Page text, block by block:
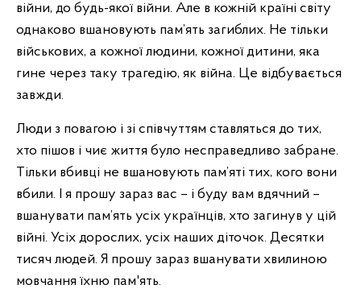
війни, до будь-якої війни. Але в кожній країні світу
однаково вшановують пам’ять загиблих. Не тільки
військових, а кожної людини, кожної дитини, яка
гине через таку трагедію, як війна. Це відбувається
завжди.
Люди з повагою і зі співчуттям ставляться до тих,
хто пішов і чиє життя було несправедливо забране.
Тільки вбивці не вшановують пам’яті тих, кого вони
вбили. І я прошу зараз вас – і буду вам вдячний –
вшанувати пам’ять усіх українців, хто загинув у цій
війні. Усіх дорослих, усіх наших діточок. Десятки
тисяч людей. Я прошу зараз вшанувати хвилиною
мовчання їхню пам'ять.